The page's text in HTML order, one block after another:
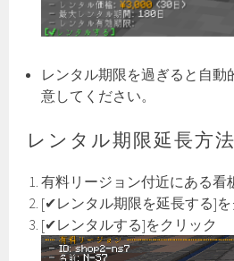
レンタル期限を過ぎると自動
意してください。
レンタル期限延長方法
有料リージョン付近にある看
[✔レンタル期限を延長する]を
[✔レンタルする]をクリック